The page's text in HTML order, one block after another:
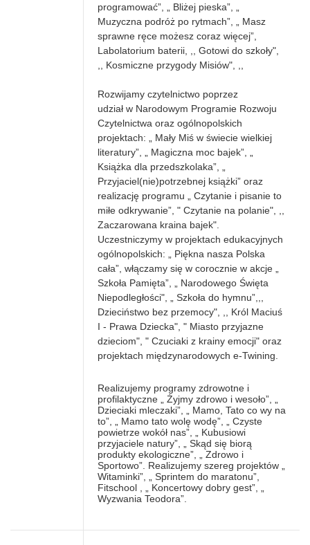
programować”, „ Bliżej pieska”, „
Muzyczna podróż po rytmach”, „ Masz
sprawne ręce możesz coraz więcej”,
Labolatorium baterii, ,, Gotowi do szkoły",
,, Kosmiczne przygody Misiów", ,,
Rozwijamy czytelnictwo poprzez
udział w Narodowym Programie Rozwoju
Czytelnictwa oraz ogólnopolskich
projektach: „ Mały Miś w świecie wielkiej
literatury”, „ Magiczna moc bajek”, „
Książka dla przedszkolaka”, „
Przyjaciel(nie)potrzebnej książki” oraz
realizację programu „ Czytanie i pisanie to
miłe odkrywanie”, " Czytanie na polanie",
Zaczarowana kraina bajek".
Uczestniczymy w projektach edukacyjnych
ogólnopolskich: „ Piękna nasza Polska
cała”, włączamy się w corocznie w akcje „
Szkoła Pamięta”, „ Narodowego Święta
Niepodległości", „ Szkoła do hymnu”,
Dzieciństwo bez przemocy", ,, Król Maciuś
I - Prawa Dziecka", " Miasto przyjazne
dzieciom", " Czuciaki z krainy emocji" oraz
projektach międzynarodowych e-Twining.
Realizujemy programy zdrowotne i
profilaktyczne „ Żyjmy zdrowo i wesoło”, „
Dzieciaki mleczaki”, „ Mamo, Tato co wy na
to”, „ Mamo tato wolę wodę”, „ Czyste
powietrze wokół nas”, „ Kubusiowi
przyjaciele natury”, „ Skąd się biorą
produkty ekologiczne”, „ Zdrowo i
Sportowo”. Realizujemy szereg projektów „
Witaminki”, „ Sprintem do maratonu”,
Fitschool , „ Koncertowy dobry gest”, „
Wyzwania Teodora”.